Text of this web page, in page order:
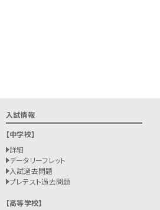
入試情報
中学校
詳細
データリーフレット
入試過去問題
プレテスト過去問題
高等学校